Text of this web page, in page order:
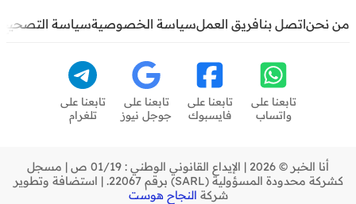
من نحناتصل بنافريق العملسياسة الخصوصيةسياسة التصحيح
تابعنا على
واتساب
تابعنا على
فايسبوك
تابعنا على
جوجل نيوز
تابعنا على
تلغرام
أنا الخبر © 2026 | الإيداع القانوني الوطني : 01/19 ص | مسجل
كشركة محدودة المسؤولية (SARL) برقم 22067. | استضافة وتطوير
شركة النجاح هوست